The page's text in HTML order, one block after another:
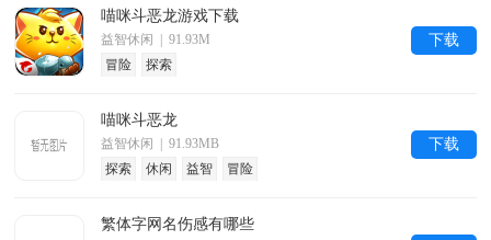
喵咪斗恶龙游戏下载
益智休闲 | 91.93M
冒险
探索
下载
喵咪斗恶龙
益智休闲 | 91.93MB
探索
休闲 益智 冒险
下载
繁体字网名伤感有哪些